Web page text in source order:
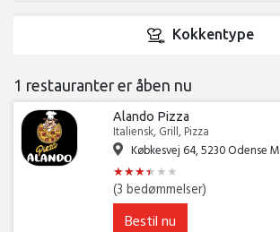
Kokkentype
1 restauranter er åben nu
Alando Pizza
Italiensk, Grill, Pizza
Købkesvej 64, 5230 Odense M
★★★★★★
★★★★★★
(3 bedømmelser)
Bestil nu